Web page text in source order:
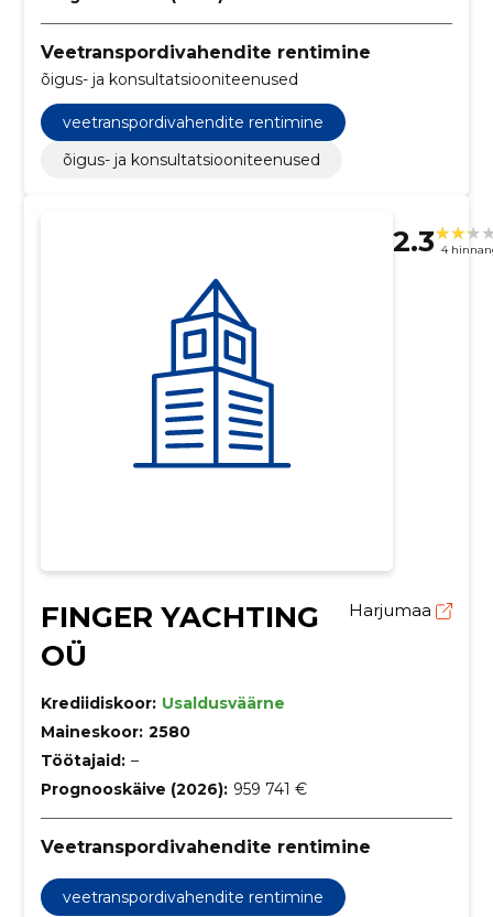
Veetranspordivahendite rentimine
õigus- ja konsultatsiooniteenused
veetranspordivahendite rentimine
õigus- ja konsultatsiooniteenused
2.3 4
FINGER YACHTING
OÜ
Harjumaa
Krediidiskoor: Usaldusväärne
Maineskoor: 2580
Töötajaid: –
Prognooskäive (2026): 959 741 €
Veetranspordivahendite rentimine
veetranspordivahendite rentimine